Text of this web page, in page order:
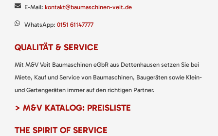
E-Mail: kontakt@baumaschinen-veit.de
WhatsApp: 0151 61147777
QUALITÄT & SERVICE
Mit M&V Veit Baumaschinen eGbR aus Dettenhausen setzen Sie bei
Miete, Kauf und Service von Baumaschinen, Baugeräten sowie Klein-
und Gartengeräten immer auf den richtigen Partner.
> M&V KATALOG: PREISLISTE
THE SPIRIT OF SERVICE